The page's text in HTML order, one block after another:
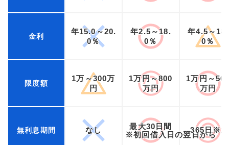
金利
年15.0～20.
0％
年2.5～18.
0％
年4.5～18.
0％
限度額
1万～300万
円
1万円～800
万円
1万円～
万円
無利息期間 なし 最大30日間
※初回借入日の翌日から
365日※2